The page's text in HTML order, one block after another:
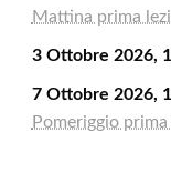
Mattina prima
3 Ottobre 2026,
7 Ottobre 2026,
Pomeriggio